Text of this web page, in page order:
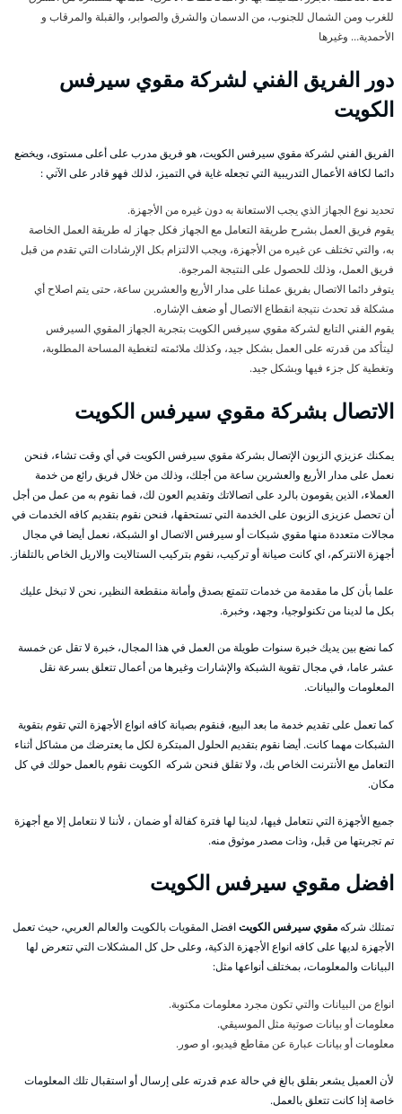
للغرب ومن الشمال للجنوب، من الدسمان والشرق والصوابر، والقبلة والمرقاب و
الأحمدية… وغيرها
دور الفريق الفني لشركة مقوي سيرفس
الكويت
الفريق الفني لشركة مقوي سيرفس الكويت، هو فريق مدرب على أعلى مستوى، ويخضع
دائما لكافة الأعمال التدريبية التي تجعله غاية في التميز، لذلك فهو قادر على الآتي :
تحديد نوع الجهاز الذي يجب الاستعانة به دون غيره من الأجهزة.
يقوم فريق العمل بشرح طريقة التعامل مع الجهاز فكل جهاز له طريقة العمل الخاصة
به، والتي تختلف عن غيره من الأجهزة، ويجب الالتزام بكل الإرشادات التي تقدم من قبل
فريق العمل، وذلك للحصول على النتيجة المرجوة.
يتوفر دائما الاتصال بفريق عملنا على مدار الأربع والعشرين ساعة، حتى يتم اصلاح أي
مشكلة قد تحدث نتيجة انقطاع الاتصال أو ضعف الإشاره.
يقوم الفني التابع لشركة مقوي سيرفس الكويت بتجربة الجهاز المقوي السيرفس
ليتأكد من قدرته على العمل بشكل جيد، وكذلك ملائمته لتغطية المساحة المطلوبة،
وتغطية كل جزء فيها وبشكل جيد.
الاتصال بشركة مقوي سيرفس الكويت
يمكنك عزيزي الزبون الإتصال بشركة مقوي سيرفس الكويت في أي وقت تشاء، فنحن
نعمل على مدار الأربع والعشرين ساعة من أجلك، وذلك من خلال فريق رائع من خدمة
العملاء، الذين يقومون بالرد على اتصالاتك وتقديم العون لك، فما نقوم به من عمل من أجل
أن تحصل عزيزى الزبون على الخدمة التي تستحقها، فنحن نقوم بتقديم كافه الخدمات في
مجالات متعددة منها مقوي شبكات أو سيرفس الاتصال او الشبكة، نعمل أيضا في مجال
أجهزة الانتركم، اي كانت صيانة أو تركيب، نقوم بتركيب الستالايت والاريل الخاص بالتلفاز.
علما بأن كل ما مقدمة من خدمات تتمتع بصدق وأمانة منقطعة النظير، نحن لا تبخل عليك
بكل ما لدينا من تكنولوجيا، وجهد، وخبرة.
كما نضع بين يديك خبرة سنوات طويلة من العمل في هذا المجال، خبرة لا تقل عن خمسة
عشر عاما، في مجال تقوية الشبكة والإشارات وغيرها من أعمال تتعلق بسرعة نقل
المعلومات والبيانات.
كما تعمل على تقديم خدمة ما بعد البيع، فنقوم بصيانة كافه انواع الأجهزة التي تقوم بتقوية
الشبكات مهما كانت. أيضا نقوم بتقديم الحلول المبتكرة لكل ما يعترضك من مشاكل أثناء
التعامل مع الأنترنت الخاص بك، ولا تقلق فنحن شركه الكويت نقوم بالعمل حولك في كل
مكان.
جميع الأجهزة التي نتعامل فيها، لدينا لها فترة كفالة أو ضمان ، لأننا لا نتعامل إلا مع أجهزة
تم تجربتها من قبل، وذات مصدر موثوق منه.
افضل مقوي سيرفس الكويت
تمتلك شركهمقوي سيرفس الكويتافضل المقويات بالكويت والعالم العربي، حيث تعمل
الأجهزة لديها على كافه انواع الأجهزة الذكية، وعلى حل كل المشكلات التي تتعرض لها
البيانات والمعلومات، بمختلف أنواعها مثل:
انواع من البيانات والتي تكون مجرد معلومات مكتوبة.
معلومات أو بيانات صوتية مثل الموسيقي.
معلومات أو بيانات عبارة عن مقاطع فيديو، او صور.
لأن العميل يشعر بقلق بالغ في حالة عدم قدرته على إرسال أو استقبال تلك المعلومات
خاصة إذا كانت تتعلق بالعمل.